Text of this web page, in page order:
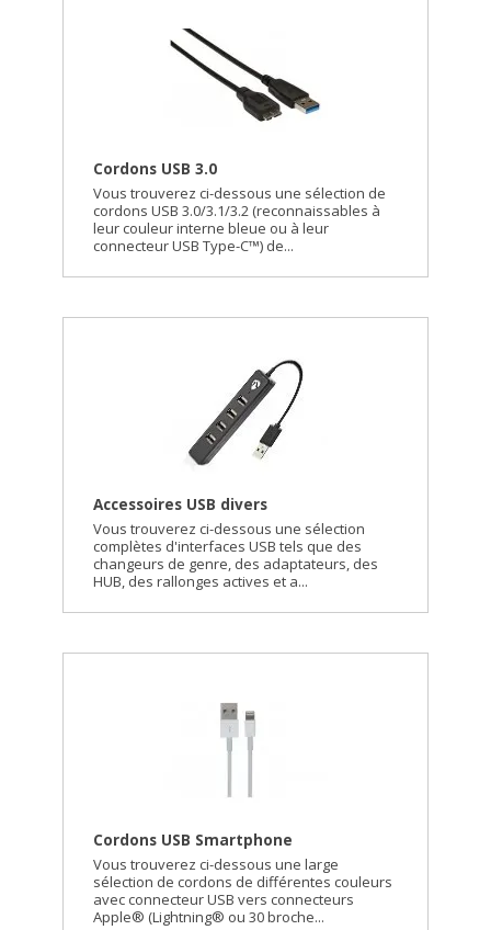
Cordons USB 3.0
Vous trouverez ci-dessous une sélection de
cordons USB 3.0/3.1/3.2 (reconnaissables à
leur couleur interne bleue ou à leur
connecteur USB Type-C™) de...
Accessoires USB divers
Vous trouverez ci-dessous une sélection
complètes d'interfaces USB tels que des
changeurs de genre, des adaptateurs, des
HUB, des rallonges actives et a...
Cordons USB Smartphone
Vous trouverez ci-dessous une large
sélection de cordons de différentes couleurs
avec connecteur USB vers connecteurs
Apple® (Lightning® ou 30 broche...